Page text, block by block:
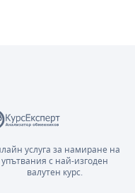
услуга за намиране на
упътвания с най-изгоден
валутен курс.